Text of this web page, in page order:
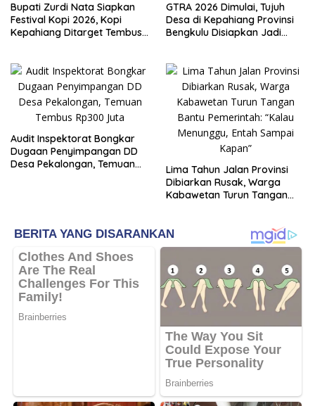
Bupati Zurdi Nata Siapkan
Festival Kopi 2026, Kopi
Kepahiang Ditarget Tembus
GTRA 2026 Dimulai, Tujuh
Desa di Kepahiang Provinsi
Bengkulu Disiapkan Jadi
Audit Inspektorat Bongkar
Dugaan Penyimpangan DD
Desa Pekalongan, Temuan
Lima Tahun Jalan Provinsi
Dibiarkan Rusak, Warga
Kabawetan Turun Tangan
Kapan”